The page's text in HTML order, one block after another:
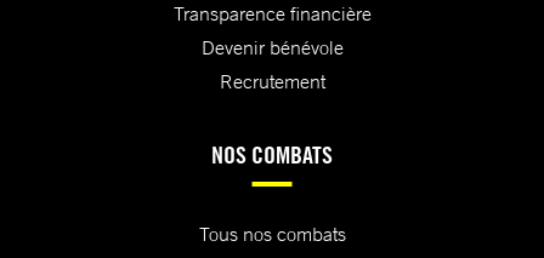
Transparence financière
Devenir bénévole
Recrutement
NOS COMBATS
Tous nos combats